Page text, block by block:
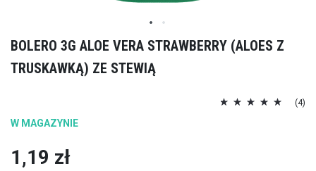
BOLERO 3G ALOE VERA STRAWBERRY (ALOES Z
TRUSKAWKĄ) ZE STEWIĄ
Ocena:
(4)
W MAGAZYNIE
1,19 zł
Przejdź
na
początek